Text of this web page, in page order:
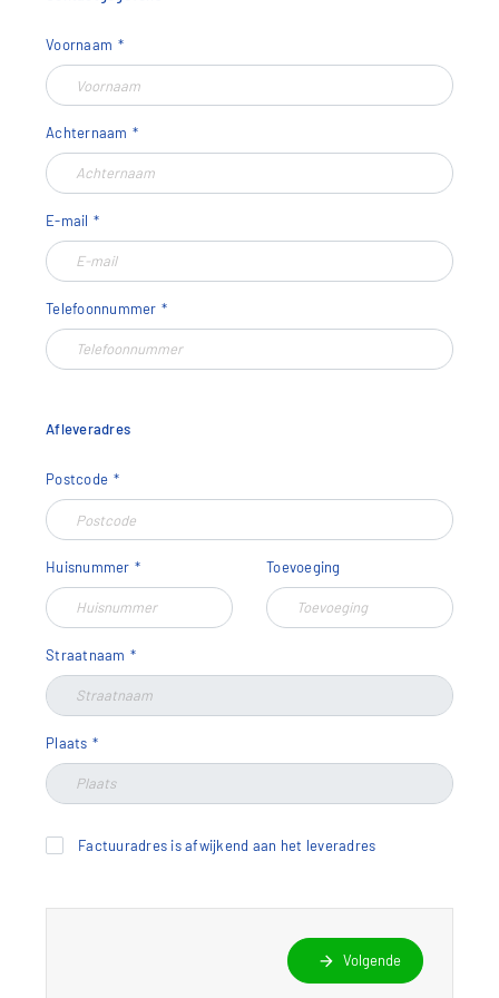
Voornaam
Achternaam
E-mail
Telefoonnummer
Afleveradres
Postcode
Huisnummer Toevoeging
Straatnaam
Plaats
Factuuradres is afwijkend aan het leveradres
arrow_forward Volgende